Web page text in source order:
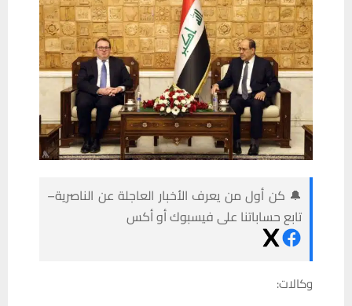
🔔 كن أول من يعرف الأخبار العاجلة عن الناصرية–
تابع حساباتنا على فيسبوك أو أكس
وكالات: